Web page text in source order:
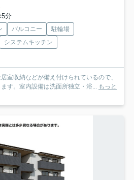
5分
バルコニー
駐輪場
システムキッチン
室収納などが備え付けられているので、
す。室内設備は洗面所独立・浴... もっと